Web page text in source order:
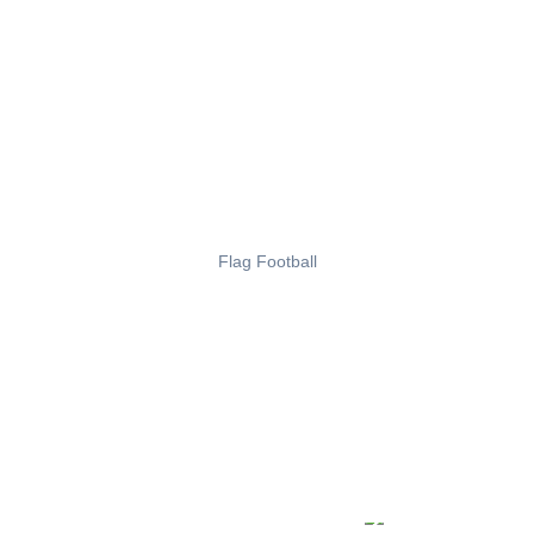
Flag Football